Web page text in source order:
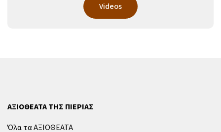
Videos
ΑΞΙΟΘΕΑΤΑ ΤΗΣ ΠΙΕΡΙΑΣ
Όλα τα ΑΞΙΟΘΕΑΤΑ